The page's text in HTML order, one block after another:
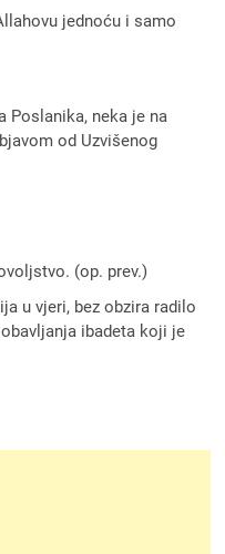
jednoću i samo
Poslanika, neka je na
od Uzvišenog
(op. prev.)
u vjeri, bez obzira radilo
ibadeta koji je